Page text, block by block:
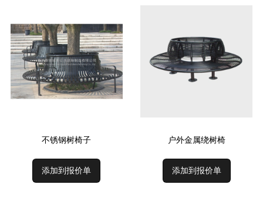
不锈钢树椅子
添加到报价单
户外金属绕树椅
添加到报价单